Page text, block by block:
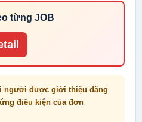
từng JOB
người được giới thiệu đăng
điều kiện của đơn